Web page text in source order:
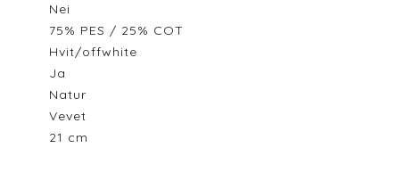
Nei
75% PES / 25% COT
Hvit/offwhite
Ja
Natur
Vevet
21 cm